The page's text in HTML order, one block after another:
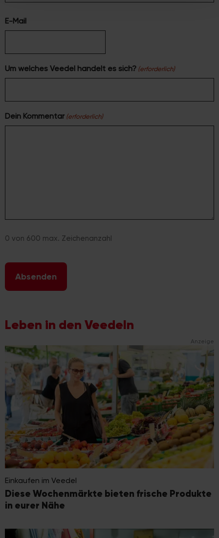
haben oder die sie im Rahmen Ihrer Nutzung der Dienste
gesammelt haben.
E-Mail
Um welches Veedel handelt es sich? (erforderlich)
Dein Kommentar (erforderlich)
0 von 600 max. Zeichenanzahl
Leben in den Veedeln
Anzeige
Einkaufen im Veedel
Diese Wochenmärkte bieten frische Produkte
in eurer Nähe